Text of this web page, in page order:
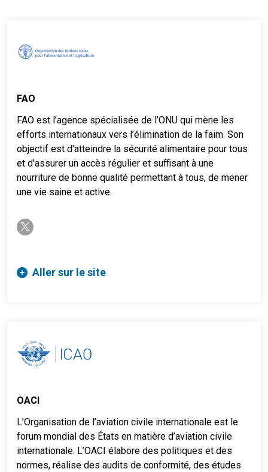
FAO
FAO est l’agence spécialisée de l’ONU qui mène les
efforts internationaux vers l’élimination de la faim. Son
objectif est d'atteindre la sécurité alimentaire pour tous
et d'assurer un accès régulier et suffisant à une
nourriture de bonne qualité permettant à tous, de mener
une vie saine et active.
twitter-x
Aller sur le site
OACI
L’Organisation de l’aviation civile internationale est le
forum mondial des États en matière d’aviation civile
internationale. L’OACI élabore des politiques et des
normes, réalise des audits de conformité, des études